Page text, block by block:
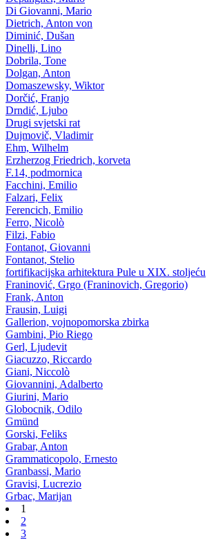
Di Giovanni, Mario
Dietrich, Anton von
Diminić, Dušan
Dinelli, Lino
Dobrila, Tone
Dolgan, Anton
Domaszewsky, Wiktor
Dorčić, Franjo
Drndić, Ljubo
Drugi svjetski rat
Dujmovič, Vladimir
Ehm, Wilhelm
Erzherzog Friedrich, korveta
F.14, podmornica
Facchini, Emilio
Falzari, Felix
Ferencich, Emilio
Ferro, Nicolò
Filzi, Fabio
Fontanot, Giovanni
Fontanot, Stelio
fortifikacijska arhitektura Pule u XIX. stoljeću
Franinović, Grgo (Franinovich, Gregorio)
Frank, Anton
Frausin, Luigi
Gallerion, vojnopomorska zbirka
Gambini, Pio Riego
Gerl, Ljudevit
Giacuzzo, Riccardo
Giani, Niccolò
Giovannini, Adalberto
Giurini, Mario
Globocnik, Odilo
Gmünd
Gorski, Feliks
Grabar, Anton
Grammaticopolo, Ernesto
Granbassi, Mario
Gravisi, Lucrezio
Grbac, Marijan
1
2
3